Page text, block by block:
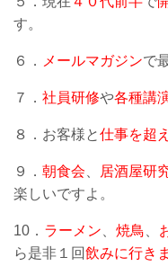
す。
６． メールマガジンで
７． 社員研修や各種講
８．お客様と仕事を超
９． 朝食会 居酒屋研
楽しいですよ。
10． ラーメン 焼鳥
ら是非１回飲みに行き